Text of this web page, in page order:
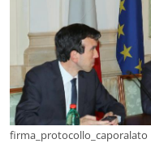
firma_protocollo_caporalato